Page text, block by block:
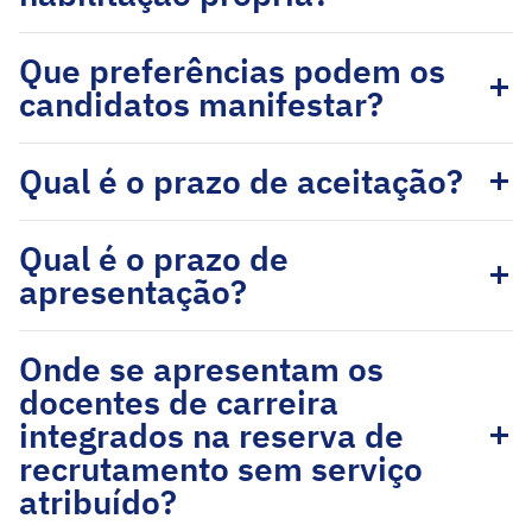
Que preferências podem os
candidatos manifestar?
Qual é o prazo de aceitação?
Qual é o prazo de
apresentação?
Onde se apresentam os
docentes de carreira
integrados na reserva de
recrutamento sem serviço
atribuído?